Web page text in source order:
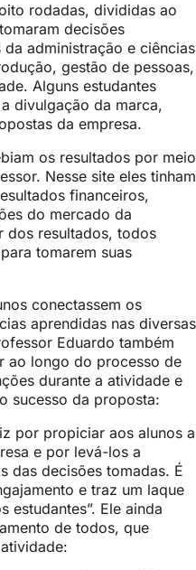
rodadas, divididas ao
decisões
administração e ciências
gestão de pessoas,
Alguns estudantes
divulgação da marca,
da empresa.
os resultados por meio
Nesse site eles tinham
financeiros,
do mercado da
dos resultados, todos
tomarem suas
conectassem os
aprendidas nas diversas
Eduardo também
ao longo do processo de
durante a atividade e
sucesso da proposta:
por propiciar aos alunos a
e por levá-los a
das decisões tomadas. É
e traz um laque
estudantes”. Ele ainda
de todos, que